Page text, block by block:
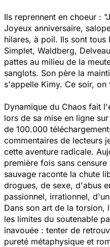
Ils reprennent en choeur :
Joyeux anniversaire,
hilares, à poil. Ils sont tous
Simplet, Waldberg,
pattes au milieu de la
sanglots. Son père la
s'appelle Kimy. Ce soir, on
Dynamique du Chaos fait
lors de sa mise en ligne
de 100.000
commentaires de lecteurs
cette aventure radicale.
première fois sans
sauvage raconte la chute
drogues, de sexe, d'abus
passionnel, irrationnel,
Dans son art de la torsion,
les limites du soutenable
inavouée : tenter de
pureté métaphysique et